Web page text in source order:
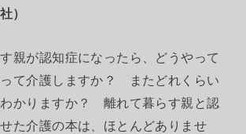
）
親が認知症になったら、どうやって
って介護しますか？ またどれくらい
かりますか？ 離れて暮らす親と認
た介護の本は、ほとんどありませ